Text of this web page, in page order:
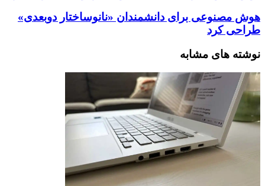
هوش مصنوعی برای دانشمندان «نانوساختار دوبعدی»
طراحی کرد
نوشته های مشابه